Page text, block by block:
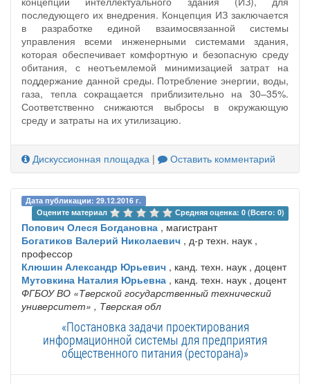
последующего их внедрения. Концепция ИЗ заключается
в разработке единой взаимосвязанной системы
управления всеми инженерными системами здания,
которая обеспечивает комфортную и безопасную среду
обитания, с неотъемлемой минимизацией затрат на
поддержание данной среды. Потребление энергии, воды,
газа, тепла сокращается приблизительно на 30–35%.
Соответственно снижаются выбросы в окружающую
среду и затраты на их утилизацию.
Дискуссионная площадка | Оставить комментарий
Дата публикации: 29.12.2016 г.
Оцените материал
Средняя оценка: 0 (Всего: 0)
Попович Олеся Богдановна , магистрант
Богатиков Валерий Николаевич , д-р техн. наук ,
профессор
Клюшин Александр Юрьевич , канд. техн. наук , доцент
Мутовкина Наталия Юрьевна , канд. техн. наук , доцент
ФГБОУ ВО «Тверской государственный технический
университет» , Тверская обл
«Постановка задачи проектирования
информационной системы для предприятия
общественного питания (ресторана)»